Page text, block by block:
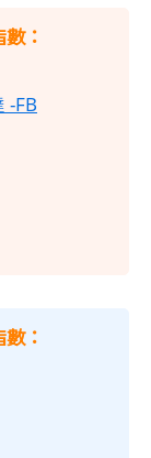
：
-FB
：